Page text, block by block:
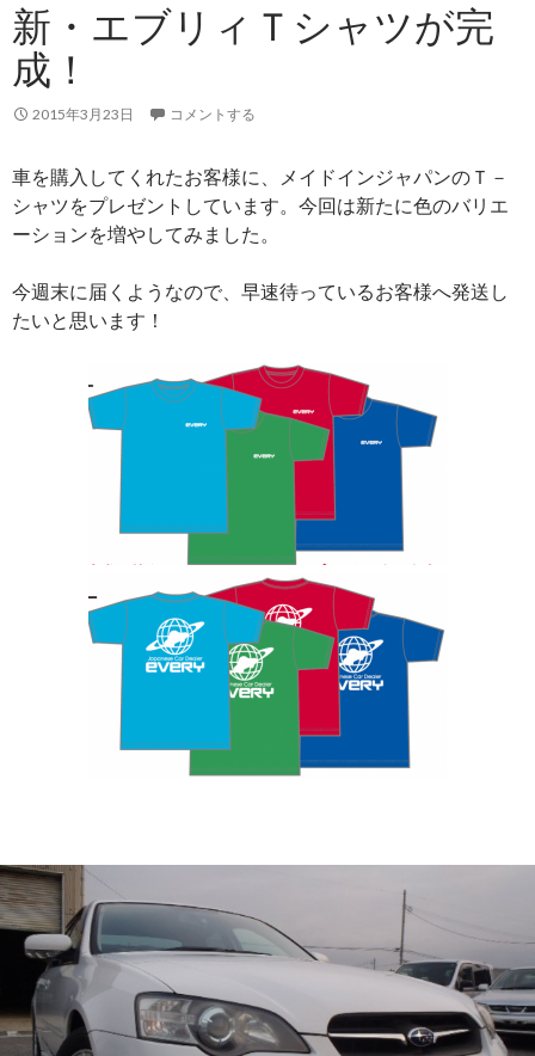
新・エブリィＴシャツが完
成！
2015年3月23日 コメントする
車を購入してくれたお客様に、メイドインジャパンのＴ－
シャツをプレゼントしています。今回は新たに色のバリエ
ーションを増やしてみました。
今週末に届くようなので、早速待っているお客様へ発送し
たいと思います！